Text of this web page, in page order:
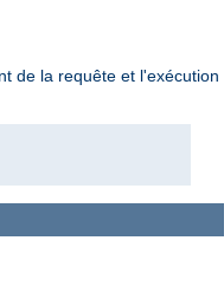
de la requête et l'exécution